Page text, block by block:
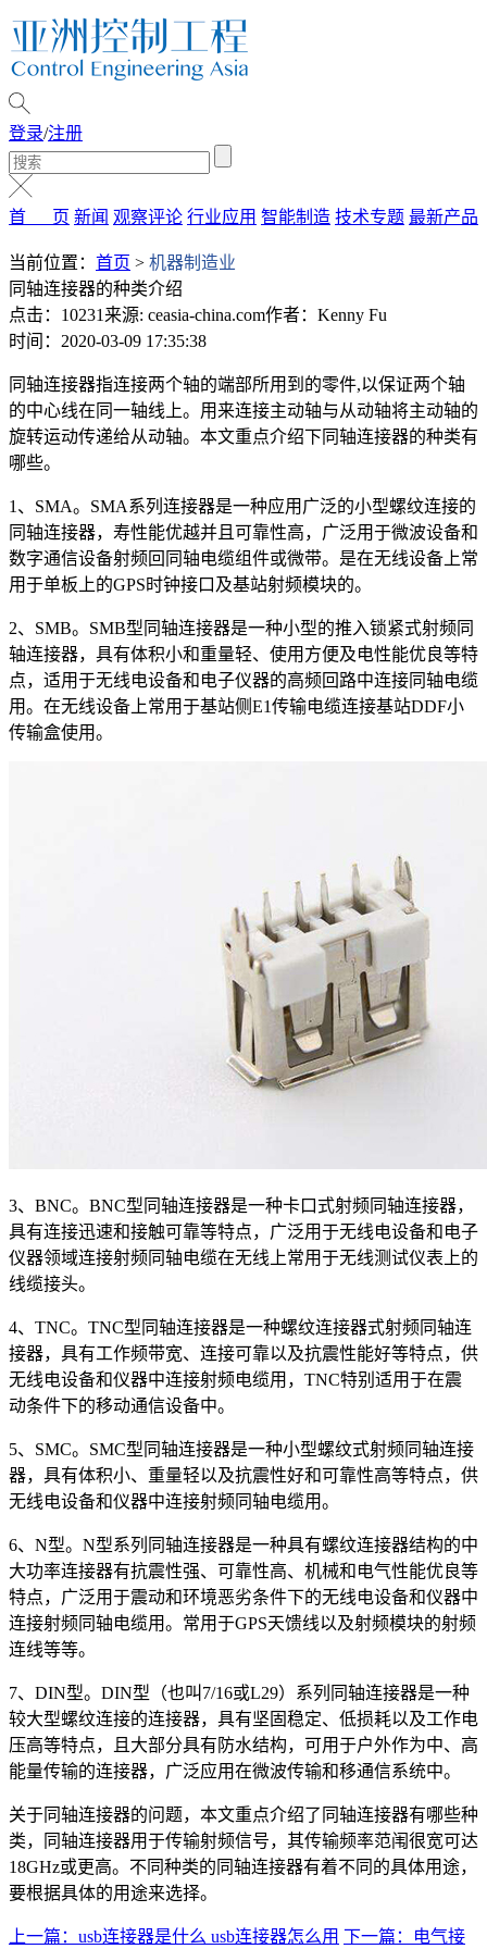
登录/注册
首 页 新闻 观察评论 行业应用 智能制造 技术专题 最新产品
当前位置： 首页 > 机器制造业
同轴连接器的种类介绍
点击：10231 来源: ceasia-china.com作者：Kenny Fu
时间：2020-03-09 17:35:38
同轴连接器指连接两个轴的端部所用到的零件,以保证两个轴
的中心线在同一轴线上。用来连接主动轴与从动轴将主动轴的
旋转运动传递给从动轴。本文重点介绍下同轴连接器的种类有
哪些。
1、SMA。SMA系列连接器是一种应用广泛的小型螺纹连接的
同轴连接器，寿性能优越并且可靠性高，广泛用于微波设备和
数字通信设备射频回同轴电缆组件或微带。是在无线设备上常
用于单板上的GPS时钟接口及基站射频模块的。
2、SMB。SMB型同轴连接器是一种小型的推入锁紧式射频同
轴连接器，具有体积小和重量轻、使用方便及电性能优良等特
点，适用于无线电设备和电子仪器的高频回路中连接同轴电缆
用。在无线设备上常用于基站侧E1传输电缆连接基站DDF小
传输盒使用。
3、BNC。BNC型同轴连接器是一种卡口式射频同轴连接器，
具有连接迅速和接触可靠等特点，广泛用于无线电设备和电子
仪器领域连接射频同轴电缆在无线上常用于无线测试仪表上的
线缆接头。
4、TNC。TNC型同轴连接器是一种螺纹连接器式射频同轴连
接器，具有工作频带宽、连接可靠以及抗震性能好等特点，供
无线电设备和仪器中连接射频电缆用，TNC特别适用于在震
动条件下的移动通信设备中。
5、SMC。SMC型同轴连接器是一种小型螺纹式射频同轴连接
器，具有体积小、重量轻以及抗震性好和可靠性高等特点，供
无线电设备和仪器中连接射频同轴电缆用。
6、N型。N型系列同轴连接器是一种具有螺纹连接器结构的中
大功率连接器有抗震性强、可靠性高、机械和电气性能优良等
特点，广泛用于震动和环境恶劣条件下的无线电设备和仪器中
连接射频同轴电缆用。常用于GPS天馈线以及射频模块的射频
连线等等。
7、DIN型。DIN型（也叫7/16或L29）系列同轴连接器是一种
较大型螺纹连接的连接器，具有坚固稳定、低损耗以及工作电
压高等特点，且大部分具有防水结构，可用于户外作为中、高
能量传输的连接器，广泛应用在微波传输和移通信系统中。
关于同轴连接器的问题，本文重点介绍了同轴连接器有哪些种
类，同轴连接器用于传输射频信号，其传输频率范闱很宽可达
18GHz或更高。不同种类的同轴连接器有着不同的具体用途，
要根据具体的用途来选择。
上一篇：usb连接器是什么 usb连接器怎么用 下一篇：电气接